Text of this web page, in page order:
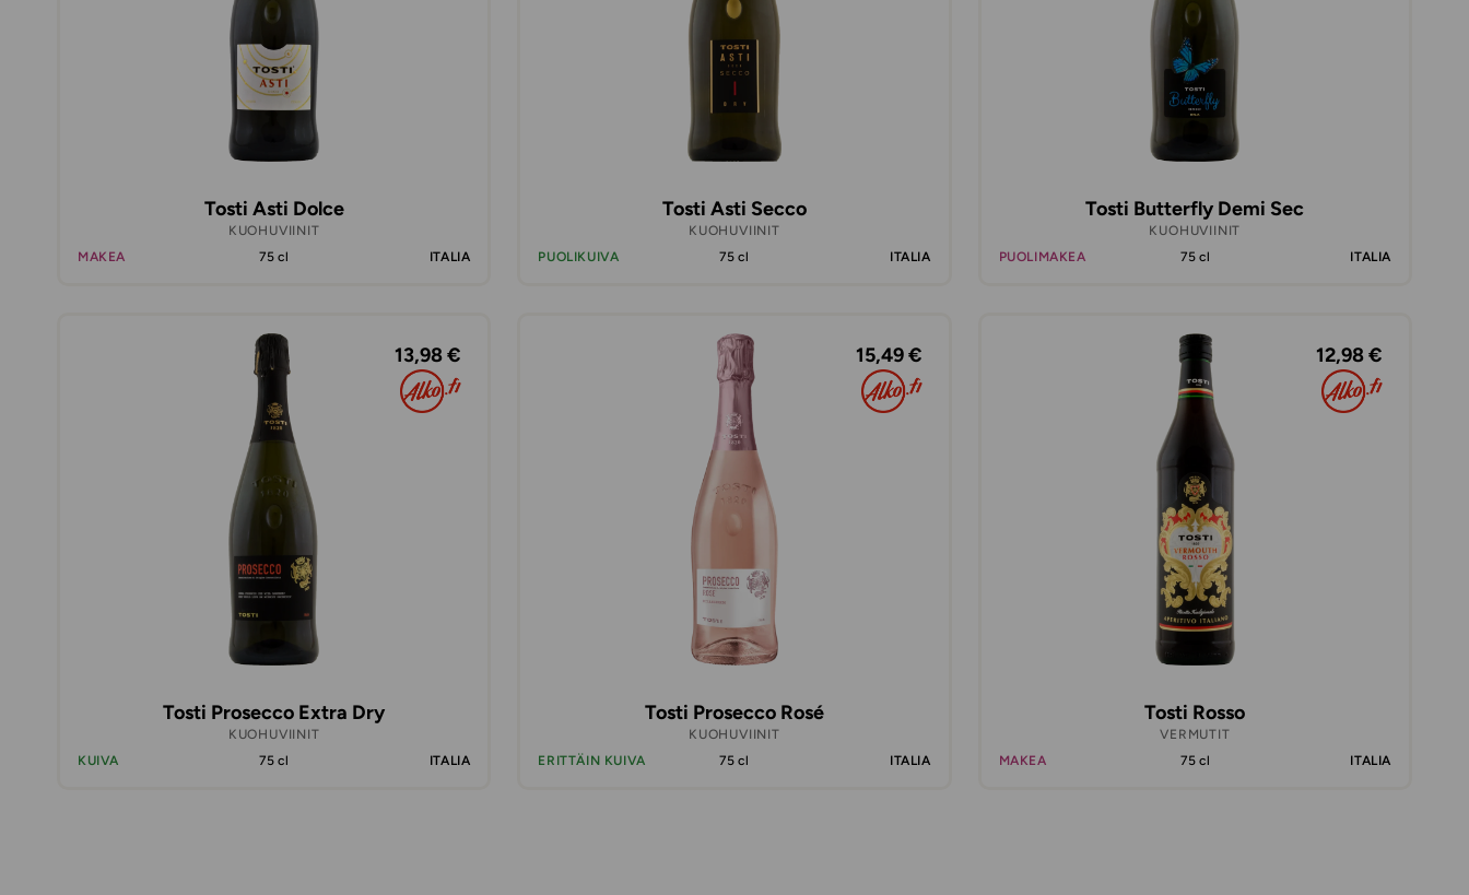
Tosti Asti Dolce
KUOHUVIINIT
MAKEA
75 cl ITALIA
Tosti Asti Secco
KUOHUVIINIT
PUOLIKUIVA
75 cl ITALIA
Tosti Butterfly Demi Sec
KUOHUVIINIT
PUOLIMAKEA
75 cl ITALIA
13,98 €
Tosti Prosecco Extra Dry
KUOHUVIINIT
KUIVA
75 cl ITALIA
15,49 €
Tosti Prosecco Rosé
KUOHUVIINIT
ERITTÄIN KUIVA
75 cl ITALIA
12,98 €
Tosti Rosso
VERMUTIT
MAKEA
75 cl ITALIA